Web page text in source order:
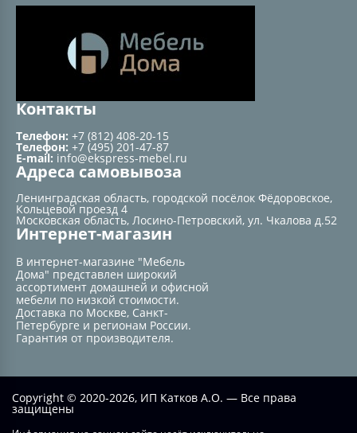
Контакты
Телефон: +7 (812) 408-20-15
Телефон: +7 (495) 201-47-87
E-mail: info@ekspress-mebel.ru
Адреса самовывоза
Ленинградская область, городской посёлок Фёдоровское,
Кольцевой проезд 4
Московская область, Лосино-Петровский, ул. Чкалова д.52
Интернет-магазин
В интернет-магазине "Мебель
Дома" представлен широкий
ассортимент домашней и офисной
мебели по низкой стоимости.
Доставка по Москве, Санкт-
Петербурге и регионам России.
Гарантия от производителя.
Copyright © 2020-2026, ИП Катков А.О. — Все права
защищены